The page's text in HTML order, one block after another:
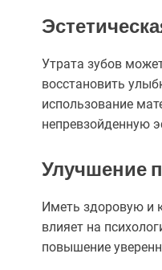
Утрата зубов
восстановить
использование
непревзойденную
Улучшение
Иметь здоровую и
влияет на
повышение